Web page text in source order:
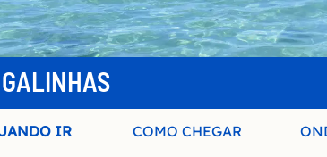
IR COMO CHEGAR